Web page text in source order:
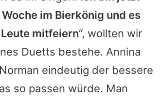
im Bierkönig und es
mitfeiern“, wollten wir
Duetts bestehe. Annina
eindeutig der bessere
so passen würde. Man